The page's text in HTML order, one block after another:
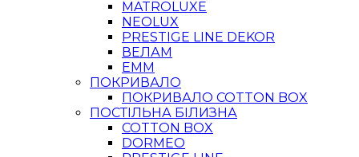
MATROLUXE
NEOLUX
PRESTIGE LINE DEKOR
ВЕЛАМ
ЕММ
ПОКРИВАЛО
ПОКРИВАЛО COTTON BOX
ПОСТІЛЬНА БІЛИЗНА
COTTON BOX
DORMEO